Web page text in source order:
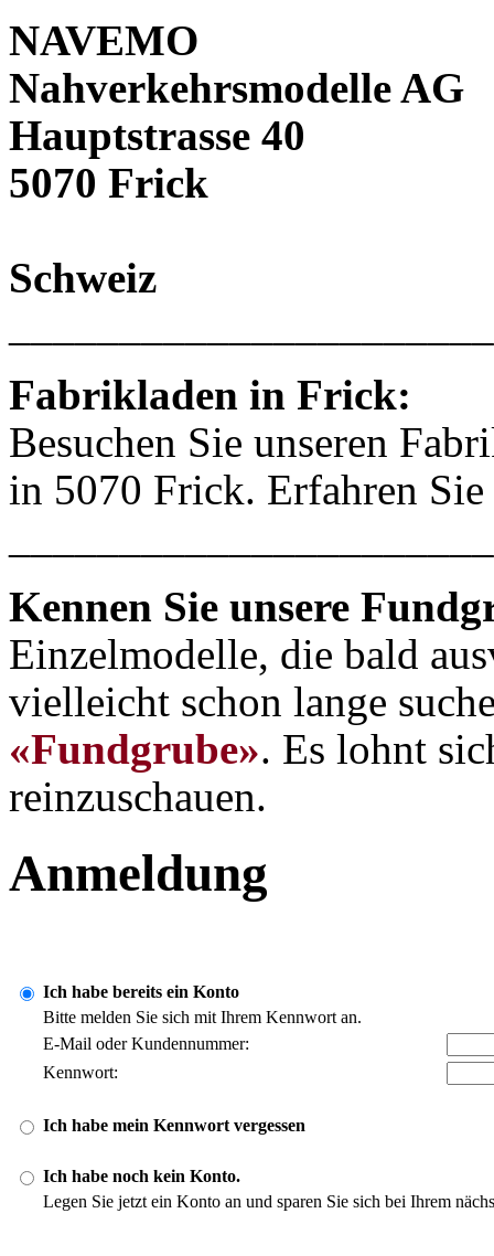
NAVEMO
Nahverkehrsmodelle AG
Hauptstrasse 40
5070 Frick
Schweiz
Fabrikladen in Frick:
Besuchen Sie unseren
in 5070 Frick. Erfahren
Kennen Sie unsere
Einzelmodelle, die bald
vielleicht schon lange
«Fundgrube». Es lohnt
reinzuschauen.
Anmeldung
Ich habe bereits ein Konto
Bitte melden Sie sich mit Ihrem Kennwort an.
E-Mail oder Kundennummer:
Kennwort:
Ich habe mein Kennwort vergessen
Ich habe noch kein Konto.
Legen Sie jetzt ein Konto an und sparen Sie sich bei Ihrem